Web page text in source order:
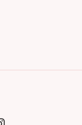
Instagram